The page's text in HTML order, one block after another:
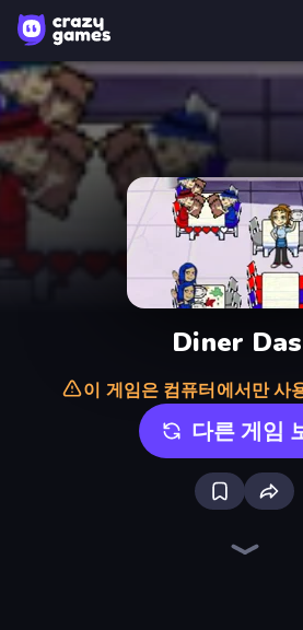
Diner
이 게임은 컴퓨터에서만 사
다른 게임